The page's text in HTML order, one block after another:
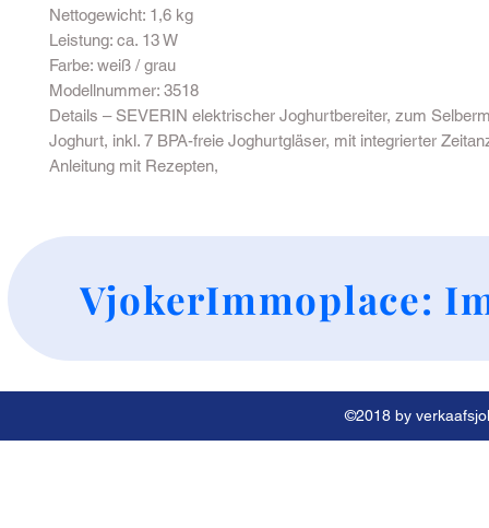
Nettogewicht: 1,6 kg
Leistung: ca. 13 W
Farbe: weiß / grau
Modellnummer: 3518
Details – SEVERIN elektrischer Joghurtbereiter, zum
Joghurt, inkl. 7 BPA-freie Joghurtgläser, mit integrierter
Anleitung mit Rezepten,
VjokerImmoplace:
©2018 by